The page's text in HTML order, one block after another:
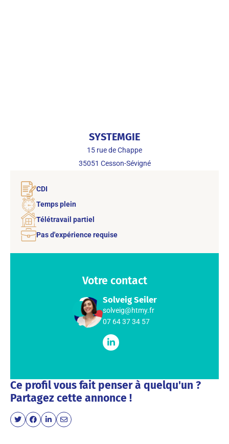
SYSTEMGIE
15 rue de Chappe
35051 Cesson-Sévigné
CDI
Temps plein
Télétravail partiel
Pas d'expérience requise
Votre contact
Solveig Seiler
solveig@htmy.fr
07 64 37 34 57
Ce profil vous fait penser à quelqu'un ?
Partagez cette annonce !